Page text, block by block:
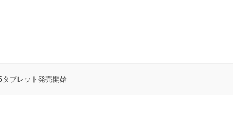
ブレット発売開始